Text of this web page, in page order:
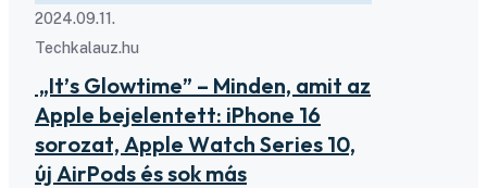
2024.09.11.
Techkalauz.hu
„It’s Glowtime” – Minden, amit az
Apple bejelentett: iPhone 16
sorozat, Apple Watch Series 10,
új AirPods és sok más